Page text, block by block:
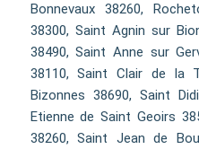
Bonnevaux 38260,
38300, Saint Agnin sur
38490, Saint Anne sur
38110, Saint Clair de la
Bizonnes 38690, Saint
Etienne de Saint Geoirs
38260, Saint Jean de